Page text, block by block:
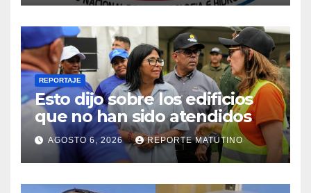
2026
REPORTAJE
Esto dijo sobre los edificios
que no han sido atendidos
AGOSTO 6, 2026 REPORTE MATUTINO